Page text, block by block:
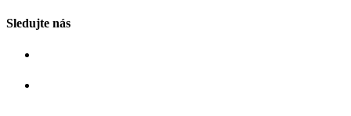
Sledujte nás